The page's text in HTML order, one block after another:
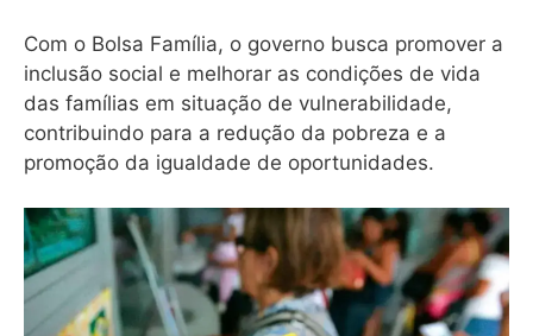
Com o Bolsa Família, o governo busca promover a
inclusão social e melhorar as condições de vida
das famílias em situação de vulnerabilidade,
contribuindo para a redução da pobreza e a
promoção da igualdade de oportunidades.